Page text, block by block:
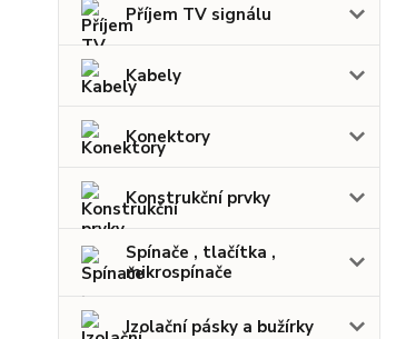
Příjem TV signálu
Kabely
Konektory
Konstrukční prvky
Spínače , tlačítka ,
mikrospínače
Izolační pásky a bužírky